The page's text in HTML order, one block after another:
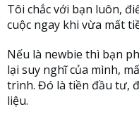
Tôi chắc với bạn luôn,
cuộc ngay khi vừa mất
Nếu là newbie thì bạn
lại suy nghĩ của mình,
trình. Đó là tiền đầu tư,
liệu.